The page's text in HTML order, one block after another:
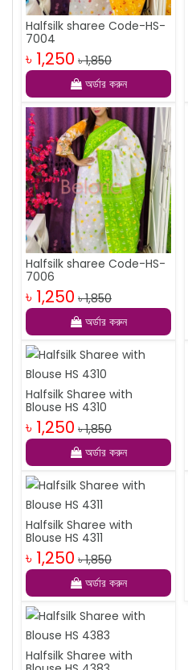
Halfsilk sharee Code-HS-
7004
৳ 1,250 ৳ 1,850
অর্ডার করুন
Halfsilk sharee Code-HS-
7006
৳ 1,250 ৳ 1,850
অর্ডার করুন
Halfsilk Sharee with
Blouse HS 4310
৳ 1,250 ৳ 1,850
অর্ডার করুন
Halfsilk Sharee with
Blouse HS 4311
৳ 1,250 ৳ 1,850
অর্ডার করুন
Halfsilk Sharee with